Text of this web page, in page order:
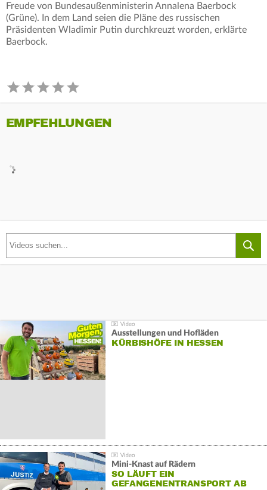
Freude von Bundesaußenministerin Annalena Baerbock
(Grüne). In dem Land seien die Pläne des russischen
Präsidenten Wladimir Putin durchkreuzt worden, erklärte
Baerbock.
EMPFEHLUNGEN
Ausstellungen und Hofläden
KÜRBISHÖFE IN HESSEN
Mini-Knast auf Rädern
SO LÄUFT EIN
GEFANGENENTRANSPORT AB